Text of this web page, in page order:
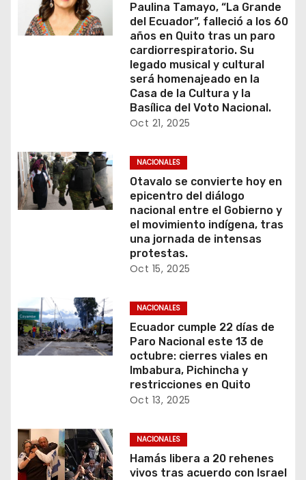
Paulina Tamayo, “La Grande
del Ecuador”, falleció a los 60
años en Quito tras un paro
cardiorrespiratorio. Su
legado musical y cultural
será homenajeado en la
Casa de la Cultura y la
Basílica del Voto Nacional.
Oct 21, 2025
NACIONALES
Otavalo se convierte hoy en
epicentro del diálogo
nacional entre el Gobierno y
el movimiento indígena, tras
una jornada de intensas
protestas.
Oct 15, 2025
NACIONALES
Ecuador cumple 22 días de
Paro Nacional este 13 de
octubre: cierres viales en
Imbabura, Pichincha y
restricciones en Quito
Oct 13, 2025
NACIONALES
Hamás libera a 20 rehenes
vivos tras acuerdo con Israel